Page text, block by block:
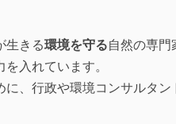
生きる環境を守る自然の専門
入れています。
、行政や環境コンサルタ